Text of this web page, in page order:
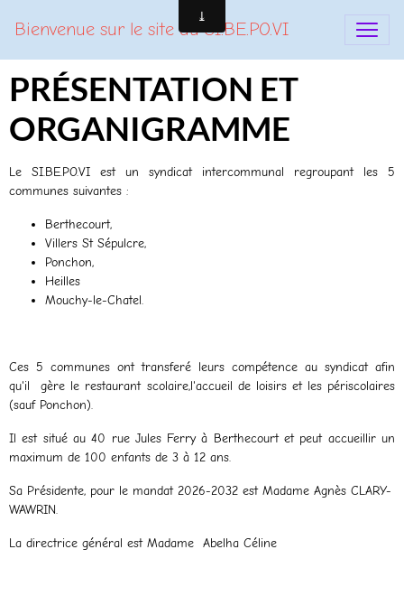
Bienvenue sur le site du SI.BE.PO.VI
PRÉSENTATION ET
ORGANIGRAMME
Le SI.BE.PO.VI est un syndicat intercommunal regroupant les 5
communes suivantes :
Berthecourt,
Villers St Sépulcre,
Ponchon,
Heilles
Mouchy-le-Chatel.
Ces 5 communes ont transferé leurs compétence au syndicat afin
qu'il gère le restaurant scolaire,l'accueil de loisirs et les périscolaires
(sauf Ponchon).
Il est situé au 40 rue Jules Ferry à Berthecourt et peut accueillir un
maximum de 100 enfants de 3 à 12 ans.
Sa Présidente, pour le mandat 2026-2032 est Madame Agnès CLARY-
WAWRIN.
La directrice général est Madame Abelha Céline